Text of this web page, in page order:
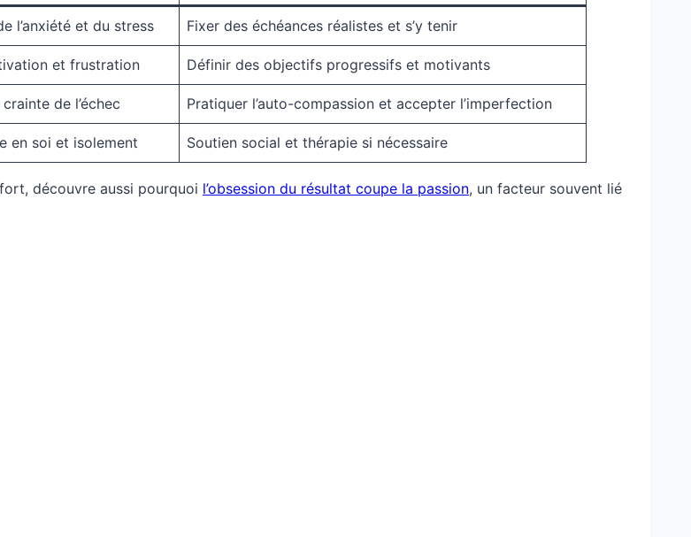
l’anxiété et du stress Fixer des échéances réalistes et s’y tenir
et frustration Définir des objectifs progressifs et motivants
de l’échec Pratiquer l’auto-compassion et accepter l’imperfection
en soi et isolement Soutien social et thérapie si nécessaire
découvre aussi pourquoi l’obsession du résultat coupe la passion, un facteur souvent lié